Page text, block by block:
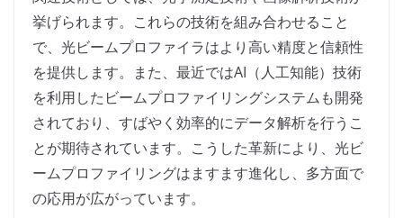
挙げられます。これらの技術を組み合わせること
で、光ビームプロファイラはより高い精度と信頼性
を提供します。また、最近ではAI（人工知能）技術
を利用したビームプロファイリングシステムも開発
されており、すばやく効率的にデータ解析を行うこ
とが期待されています。こうした革新により、光ビ
ームプロファイリングはますます進化し、多方面で
の応用が広がっています。